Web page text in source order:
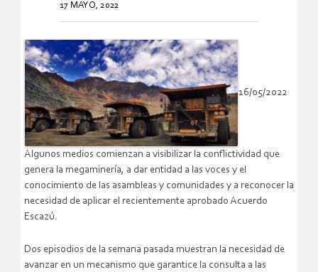
17 MAYO, 2022
16/05/2022
Algunos medios comienzan a visibilizar la conflictividad que
genera la megaminería, a dar entidad a las voces y el
conocimiento de las asambleas y comunidades y a reconocer la
necesidad de aplicar el recientemente aprobado Acuerdo
Escazú.
Dos episodios de la semana pasada muestran la necesidad de
avanzar en un mecanismo que garantice la consulta a las